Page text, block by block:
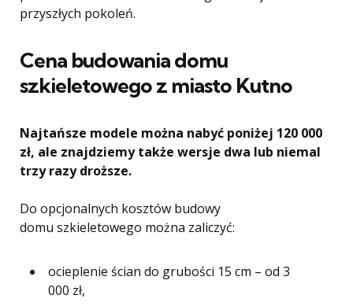
przyszłych pokoleń.
Cena budowania domu
szkieletowego z miasto Kutno
Najtańsze modele można nabyć poniżej 120 000
zł, ale znajdziemy także wersje dwa lub niemal
trzy razy droższe.
Do opcjonalnych kosztów budowy
domu szkieletowego można zaliczyć:
ocieplenie ścian do grubości 15 cm – od 3
000 zł,